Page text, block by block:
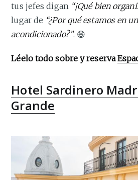
tus jefes digan “¡Qué bien
lugar de “¿Por qué estamos en
acondicionado?”. 😆
Léelo todo sobre y reserva
Hotel Sardinero
Grande